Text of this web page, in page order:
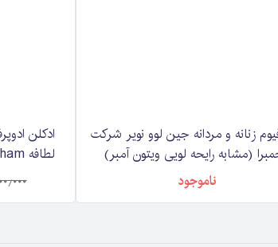
زنانه و مردانه جین لوو نویر شرکت
(مشابه رایحه لویی ویتون آمبر)
میلی لیتر
ناموجود
ادکلن